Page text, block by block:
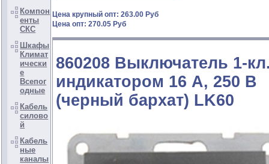
Компон
енты
СКС
Шкафы
Климат
ически
е
Всепог
одные
Кабель
силово
й
Кабель
ные
каналы
Цена крупный опт: 263.00 Руб
Цена опт: 270.05 Руб
860208 Выключатель 1-
индикатором 16 A, 250 B
(черный бархат) LK60